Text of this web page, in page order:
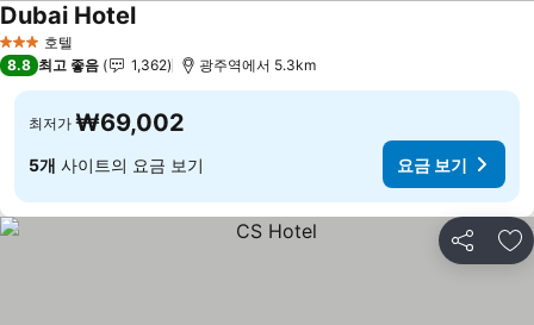
3 성급 호텔
Dubai Hotel요금 보기
8.8 최고 좋음 1,362 광주역에서 5.3km
최저가 ₩69,002
5개 사이트의 요금 보기 요금 보기
공유 즐